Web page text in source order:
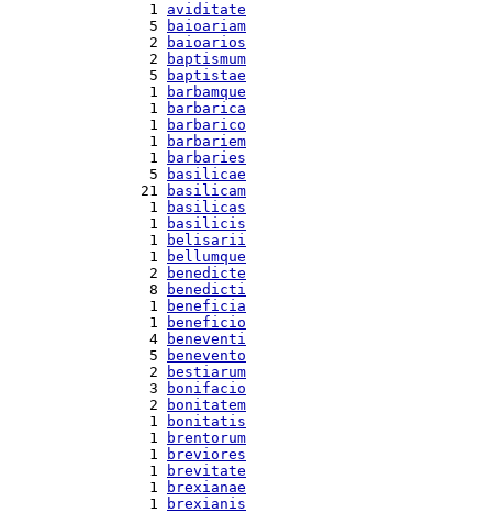
  1
aviditate
  5
baioariam
  2
baioarios
  2
baptismum
  5
baptistae
  1
barbamque
  1
barbarica
  1
barbarico
  1
barbariem
  1
barbaries
  5
basilicae
21
basilicam
  1
basilicas
  1
basilicis
  1
belisarii
  1
bellumque
  2
benedicte
  8
benedicti
  1
beneficia
  1
beneficio
  4
beneventi
  5
benevento
  2
bestiarum
  3
bonifacio
  2
bonitatem
  1
bonitatis
  1
brentorum
  1
breviores
  1
brevitate
  1
brexianae
  1
brexianis